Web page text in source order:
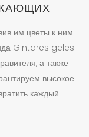
им цветы к ним
Gintares geles
а также
высокое
каждый